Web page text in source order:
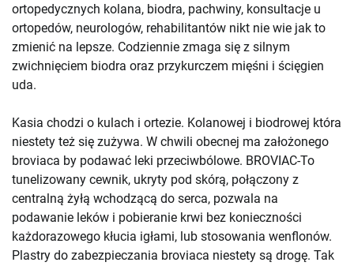
ortopedycznych kolana, biodra, pachwiny, konsultacje u
ortopedów, neurologów, rehabilitantów nikt nie wie jak to
zmienić na lepsze. Codziennie zmaga się z silnym
zwichnięciem biodra oraz przykurczem mięśni i ścięgien
uda.
Kasia chodzi o kulach i ortezie. Kolanowej i biodrowej która
niestety też się zużywa. W chwili obecnej ma założonego
broviaca by podawać leki przeciwbólowe. BROVIAC-To
tunelizowany cewnik, ukryty pod skórą, połączony z
centralną żyłą wchodzącą do serca, pozwala na
podawanie leków i pobieranie krwi bez konieczności
każdorazowego kłucia igłami, lub stosowania wenflonów.
Plastry do zabezpieczania broviaca niestety są drogę. Tak